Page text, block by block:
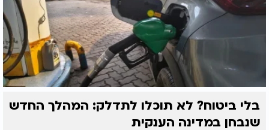
בלי ביטוח? לא תוכלו לתדלק: המהלך החדש
שנבחן במדינה הענקית